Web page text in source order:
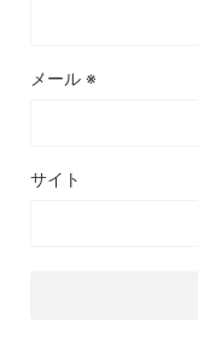
メール ※
サイト